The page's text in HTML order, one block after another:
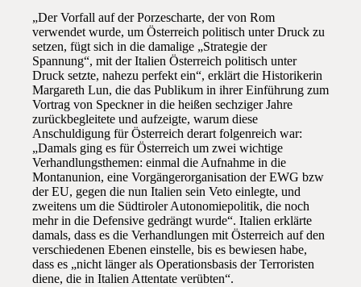
„Der Vorfall auf der Porzescharte, der von Rom
verwendet wurde, um Österreich politisch unter Druck zu
setzen, fügt sich in die damalige „Strategie der
Spannung“, mit der Italien Österreich politisch unter
Druck setzte, nahezu perfekt ein“, erklärt die Historikerin
Margareth Lun, die das Publikum in ihrer Einführung zum
Vortrag von Speckner in die heißen sechziger Jahre
zurückbegleitete und aufzeigte, warum diese
Anschuldigung für Österreich derart folgenreich war:
„Damals ging es für Österreich um zwei wichtige
Verhandlungsthemen: einmal die Aufnahme in die
Montanunion, eine Vorgängerorganisation der EWG bzw
der EU, gegen die nun Italien sein Veto einlegte, und
zweitens um die Südtiroler Autonomiepolitik, die noch
mehr in die Defensive gedrängt wurde“. Italien erklärte
damals, dass es die Verhandlungen mit Österreich auf den
verschiedenen Ebenen einstelle, bis es bewiesen habe,
dass es „nicht länger als Operationsbasis der Terroristen
diene, die in Italien Attentate verübten“.